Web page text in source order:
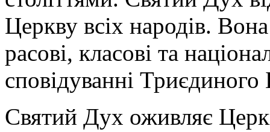
Церкву всіх народів.
расові, класові та
сповідуванні Триєдиного
Святий Дух оживляє